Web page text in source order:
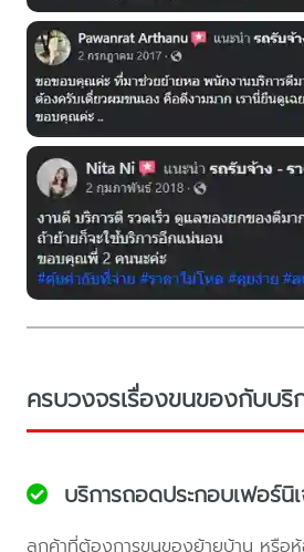
ครบวงจรเรื่องขนของกับบริ
บริการถอดประกอบเฟอร์นิ
ลูกค้าที่ต้องการขนของย้ายบ้าน หรือ